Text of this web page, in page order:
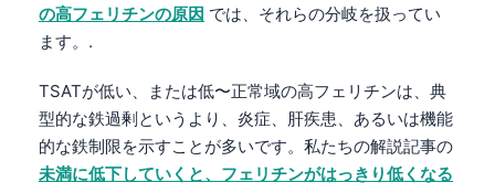
の高フェリチンの原因 では、それらの分岐を扱ってい
ます。.
TSATが低い、または低〜正常域の高フェリチンは、典
型的な鉄過剰というより、炎症、肝疾患、あるいは機能
的な鉄制限を示すことが多いです。私たちの解説記事の
未満に低下していくと、フェリチンがはっきり低くなる